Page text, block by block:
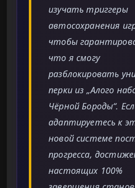
изучать триггеры
автосохранения
чтобы
что я смогу
разблокировать
перки из „Алого
Чёрной Бороды“.
адаптируетесь к
новой системе
прогресса,
настоящих 100%